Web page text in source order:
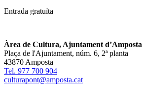
Entrada gratuïta
Àrea de Cultura, Ajuntament d’Amposta
Plaça de l'Ajuntament, núm. 6, 2ª planta
43870 Amposta
Tel. 977 700 904
culturapont@amposta.cat